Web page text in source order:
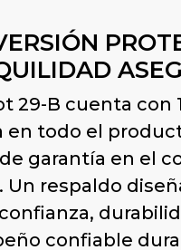
29-B cuenta con
en todo el
de garantía en el
Un respaldo
confiable